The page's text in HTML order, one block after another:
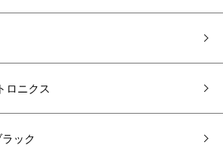
ロニクス
ック